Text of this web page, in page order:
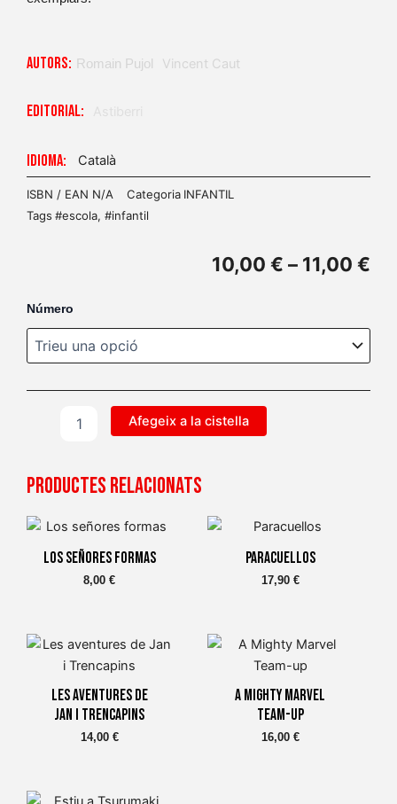
Autors: Romain Pujol Vincent Caut
Editorial:
Idioma: Català
ISBN / EAN N/A Categoria INFANTIL
Tags #escola, #infantil
10,00 € – 11,00 €
Número
quantitat
Avni
Afegeix a la cistella
Productes relacionats
Los señores formas
8,00 €
Paracuellos
17,90 €
Les aventures de
Jan i Trencapins
14,00 €
Aquest
producte
té
diverses
variants.
es
A Mighty Marvel
Team-up
16,00 €
Aquest
producte
té
diverses
variants.